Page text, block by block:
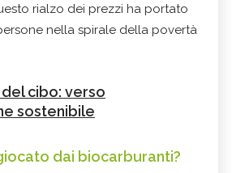
rialzo dei prezzi ha portato
nella spirale della povertà
cibo: verso
sostenibile
dai biocarburanti?